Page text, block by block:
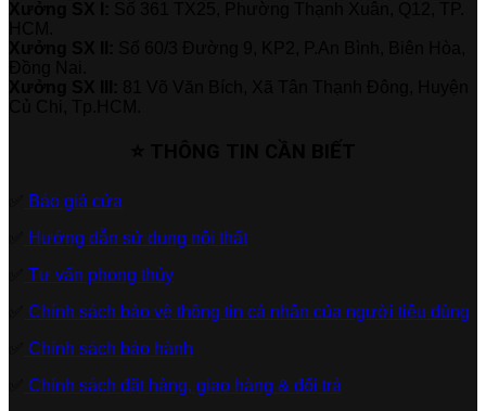
Báo giá cửa
Hướng dẫn sử dụng nội thất
Tư vấn phong thủy
Chính sách bảo vệ thông tin cá nhân của người tiêu dùng
Chính sách bảo hành
Chính sách đặt hàng, giao hàng & đổi trả